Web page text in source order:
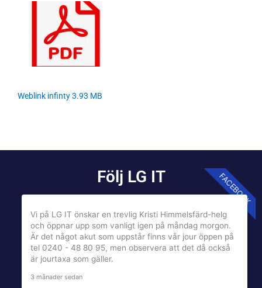
Weblink infinty 3.93 MB
FACEBOOK
Följ LG IT
Vi på LG IT önskar en trevlig Kristi Himmelsfärd-helg
och öppnar upp som vanligt igen på måndag morgon.
Är det något akut som uppstår finns vår jour öppen på
tel 0240 - 48 80 95, men observera att det då också
är jourtaxa som gäller.
3 månader sedan